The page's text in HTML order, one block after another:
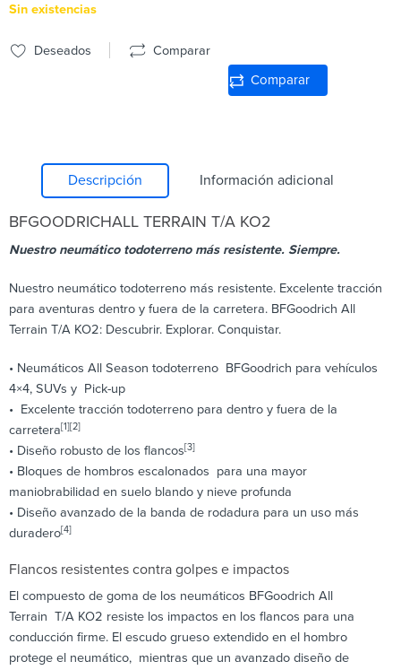
Sin existencias
Deseados Comparar
Comparar
Descripción Información adicional
BFGOODRICHALL TERRAIN T/A KO2
Nuestro neumático todoterreno más resistente. Siempre.​​​​​​
Nuestro neumático todoterreno más resistente. Excelente tracción
para aventuras dentro y fuera de la carretera. BFGoodrich All
Terrain T/A KO2: Descubrir. Explorar. Conquistar.
• Neumáticos All Season todoterreno BFGoodrich para vehículos
4×4, SUVs y Pick-up
• Excelente tracción todoterreno para dentro y fuera de la
carretera[1][2]
• Diseño robusto de los flancos[3]
• Bloques de hombros escalonados para una mayor
maniobrabilidad en suelo blando y nieve profunda
• Diseño avanzado de la banda de rodadura para un uso más
duradero[4]
Flancos resistentes contra golpes e impactos
El compuesto de goma de los neumáticos BFGoodrich All
Terrain T/A KO2 resiste los impactos en los flancos para una
conducción firme. El escudo grueso extendido en el hombro
protege el neumático, mientras que un avanzado diseño de